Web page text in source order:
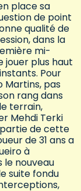
place sa
de point
qualité de
dans la
mi-
jouer plus haut
Pour
Martins, pas
rang dans
terrain,
Mehdi Terki
partie de cette
de 31 ans a
à
le nouveau
suite fondu